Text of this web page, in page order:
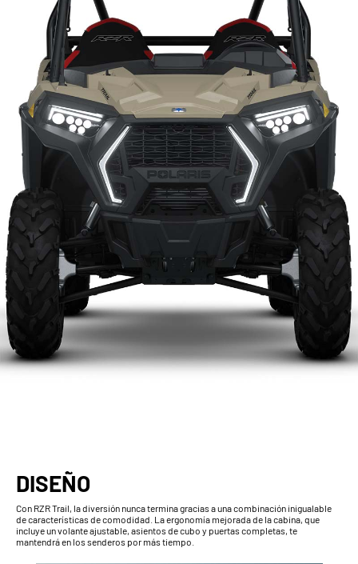
DISEÑO
Con RZR Trail, la diversión nunca termina gracias a una combinación inigualable
de características de comodidad. La ergonomía mejorada de la cabina, que
incluye un volante ajustable, asientos de cubo y puertas completas, te
mantendrá en los senderos por más tiempo.